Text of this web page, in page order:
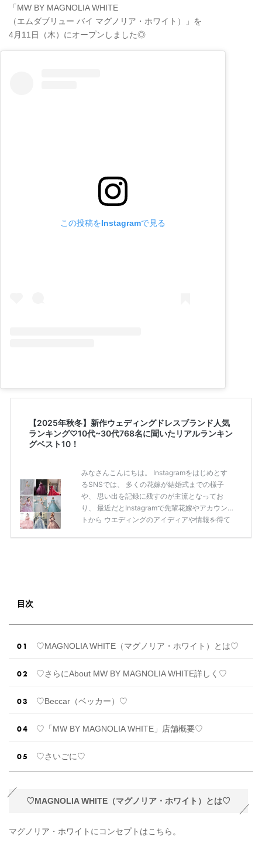
「MW BY MAGNOLIA WHITE
（エムダブリュー バイ マグノリア・ホワイト）」を
4月11日（木）にオープンしました◎
この投稿をInstagramで見る
【2025年秋冬】新作ウェディングドレスブランド人気
ランキング♡10代~30代768名に聞いたリアルランキン
グベスト10！
みなさんこんにちは。 Instagramをはじめとす
るSNSでは、 多くの花嫁が結婚式までの様子
や、 思い出を記録に残すのが主流となってお
り、 最近だとInstagramで先輩花嫁やアカウン
トから ウエディングのアイディアや情報を得て
目次
♡MAGNOLIA WHITE（マグノリア・ホワイト）とは♡
♡さらにAbout MW BY MAGNOLIA WHITE詳しく♡
♡Beccar（ベッカー）♡
♡「MW BY MAGNOLIA WHITE」店舗概要♡
♡さいごに♡
♡MAGNOLIA WHITE（マグノリア・ホワイト）とは♡
マグノリア・ホワイトにコンセプトはこちら。